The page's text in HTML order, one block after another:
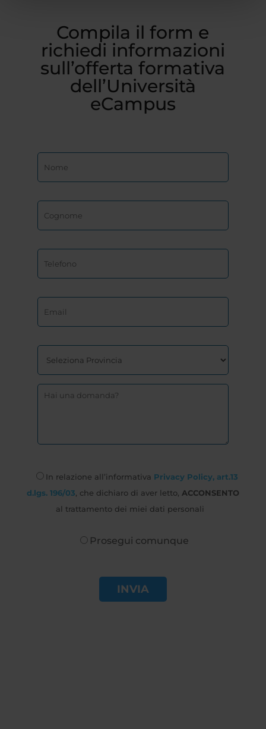
Compila il form e
richiedi informazioni
sull’offerta formativa
dell’Università
eCampus
In relazione all’informativa Privacy Policy, art.13
d.lgs. 196/03 , che dichiaro di aver letto, ACCONSENTO
al trattamento dei miei dati personali
Prosegui comunque